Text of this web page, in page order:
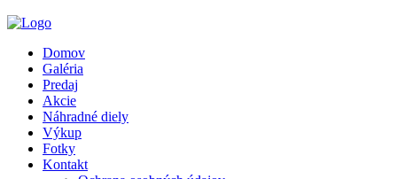
Domov
Galéria
Predaj
Akcie
Náhradné diely
Výkup
Fotky
Kontakt